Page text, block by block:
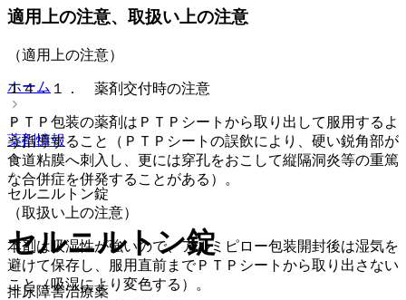
適用上の注意、取扱い上の注意
（適用上の注意）
１４．１． 薬剤交付時の注意
ＰＴＰ包装の薬剤はＰＴＰシートから取り出して服用するよ
う指導すること（ＰＴＰシートの誤飲により、硬い鋭角部が
食道粘膜へ刺入し、更には穿孔をおこして縦隔洞炎等の重篤
な合併症を併発することがある）。
（取扱い上の注意）
本剤は吸湿性が強いので、アルミピロー包装開封後は湿気を
避けて保存し、服用直前までＰＴＰシートから取り出さない
こと（吸湿により変色する）。
ホーム
薬剤情報
セルニルトン錠
セルニルトン錠
排尿障害治療薬